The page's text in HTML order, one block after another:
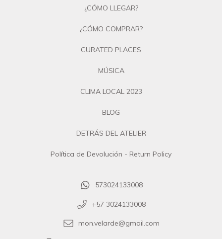
¿CÓMO LLEGAR?
¿CÓMO COMPRAR?
CURATED PLACES
MÚSICA
CLIMA LOCAL 2023
BLOG
DETRÁS DEL ATELIER
Política de Devolución - Return Policy
573024133008
+57 3024133008
mon.velarde@gmail.com